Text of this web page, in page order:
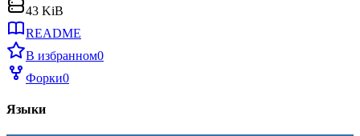
43 KiB
README
В избранном0
Форки0
Языки